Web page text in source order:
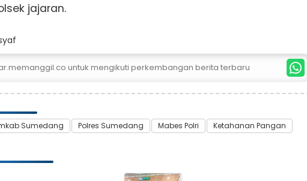
jajaran.
untuk mengikuti perkembangan berita terbaru
Sumedang Polres Sumedang Mabes Polri Ketahanan Pangan